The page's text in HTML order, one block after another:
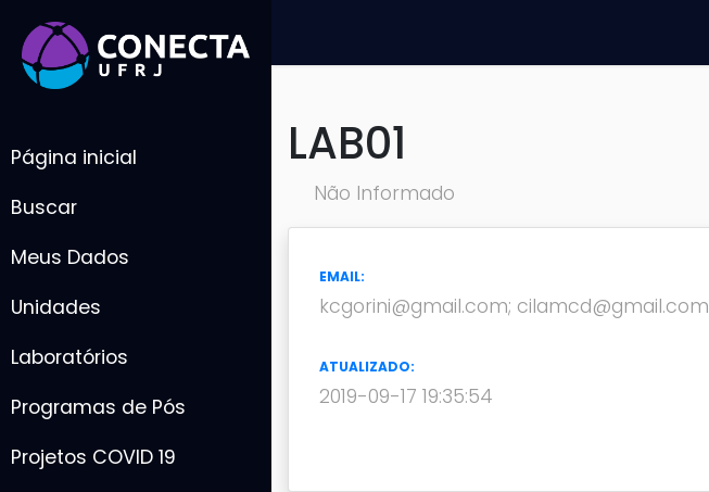
Página inicial
Buscar
Meus Dados
Unidades
Laboratórios
Programas de Pós
Projetos COVID 19
LAB01
Não Informado
EMAIL:
kcgorini@gmail.com; cilamcd@gmail.com
ATUALIZADO:
2019-09-17 19:35:54